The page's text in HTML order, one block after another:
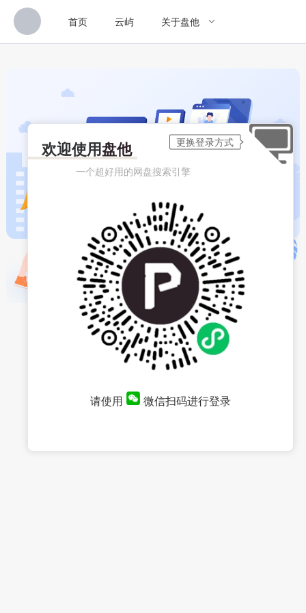
首页 云屿 关于盘他
欢迎使用盘他
一个超好用的网盘搜索引擎
请使用 微信扫码进行登录